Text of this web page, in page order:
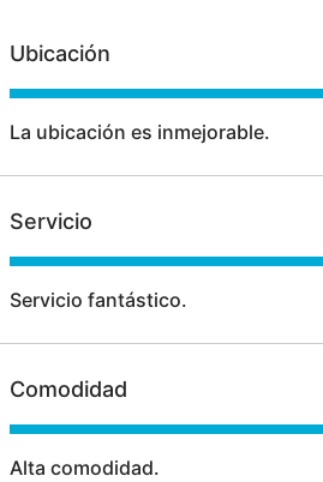
Ubicación
La ubicación es inmejorable.
Servicio
Servicio fantástico.
Comodidad
Alta comodidad.